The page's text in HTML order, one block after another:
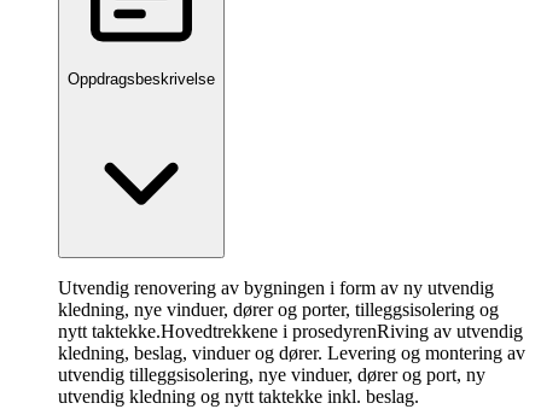
Oppdragsbeskrivelse
Utvendig renovering av bygningen i form av ny utvendig
kledning, nye vinduer, dører og porter, tilleggsisolering og
nytt taktekke.Hovedtrekkene i prosedyrenRiving av utvendig
kledning, beslag, vinduer og dører. Levering og montering av
utvendig tilleggsisolering, nye vinduer, dører og port, ny
utvendig kledning og nytt taktekke inkl. beslag.